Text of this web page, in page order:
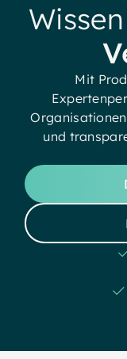
Mit
und